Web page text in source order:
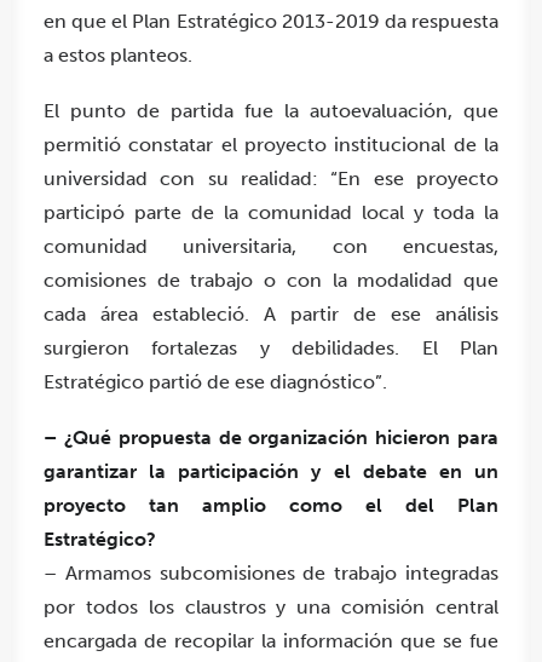
en que el Plan Estratégico 2013-2019 da respuesta
a estos planteos.
El punto de partida fue la autoevaluación, que
permitió constatar el proyecto institucional de la
universidad con su realidad: “En ese proyecto
participó parte de la comunidad local y toda la
comunidad universitaria, con encuestas,
comisiones de trabajo o con la modalidad que
cada área estableció. A partir de ese análisis
surgieron fortalezas y debilidades. El Plan
Estratégico partió de ese diagnóstico”.
– ¿Qué propuesta de organización hicieron para
garantizar la participación y el debate en un
proyecto tan amplio como el del Plan
Estratégico?
– Armamos subcomisiones de trabajo integradas
por todos los claustros y una comisión central
encargada de recopilar la información que se fue